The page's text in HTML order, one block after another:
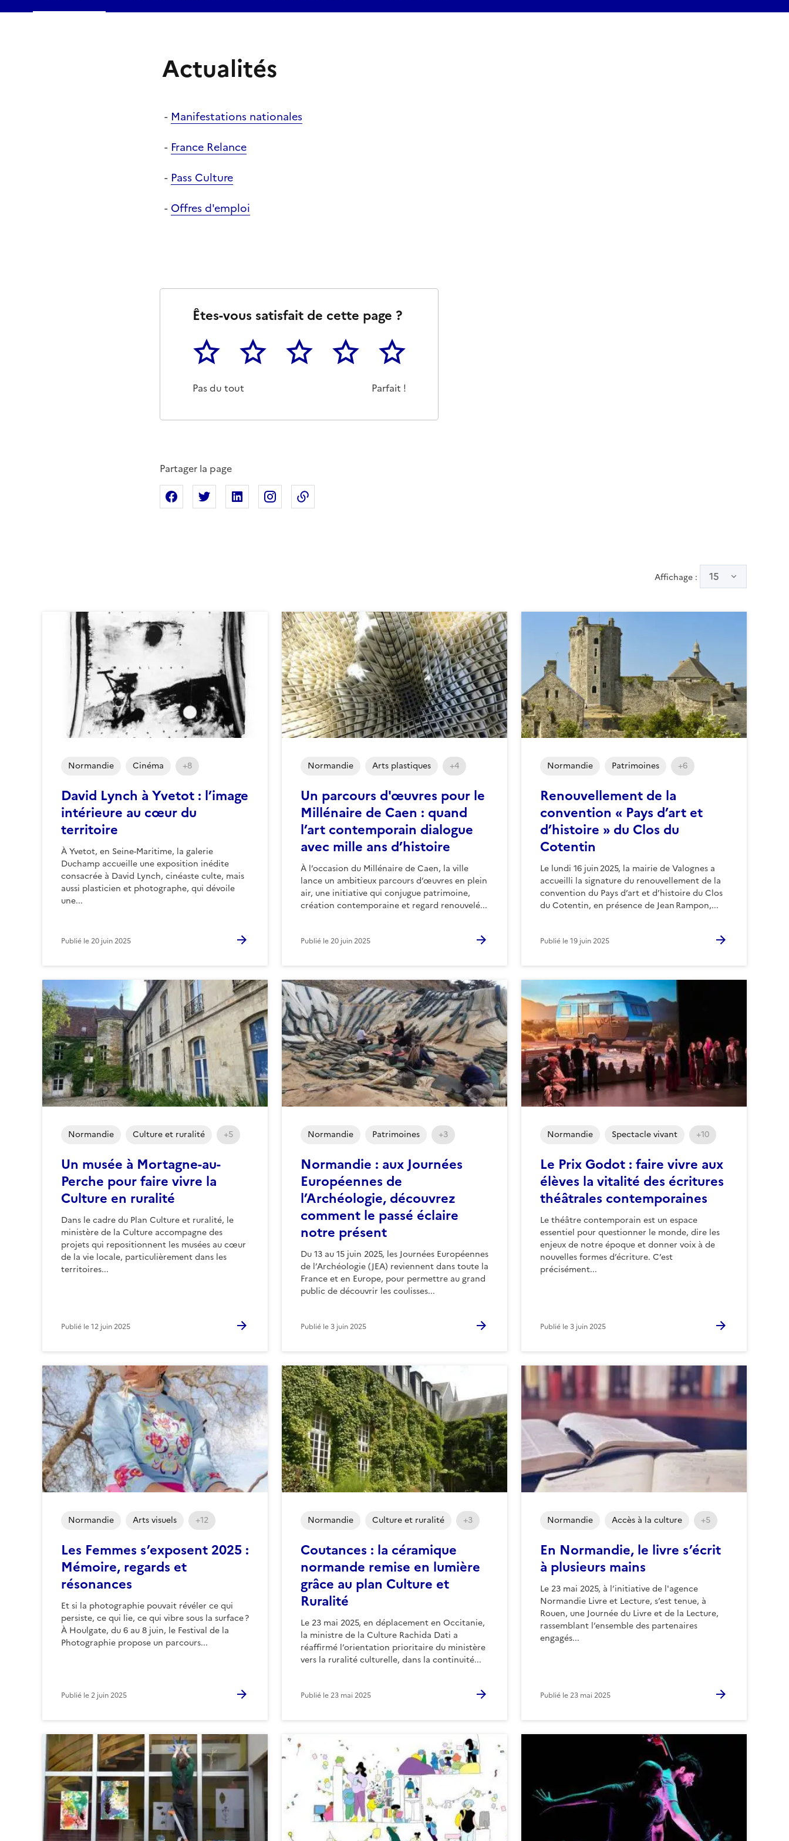
Actualités
- Manifestations nationales
- France Relance
- Pass Culture
- Offres d'emploi
Êtes-vous satisfait de cette page ?
1
Pas du tout
2 3 4 5
Parfait !
Partager la page
Partager sur Facebook
Partager sur XPartager sur Linkedin
Partager sur Instagram
Affichage : 15
David Lynch à Yvetot : l’image
intérieure au cœur du
territoire
À Yvetot, en Seine-Maritime, la galerie
Duchamp accueille une exposition inédite
consacrée à David Lynch, cinéaste culte, mais
aussi plasticien et photographe, qui dévoile
une...
Normandie Cinéma +8
Publié le20 juin 2025
Un parcours d'œuvres pour le
Millénaire de Caen : quand
l’art contemporain dialogue
avec mille ans d’histoire
À l’occasion du Millénaire de Caen, la ville
lance un ambitieux parcours d’œuvres en plein
air, une initiative qui conjugue patrimoine,
création contemporaine et regard renouvelé...
Normandie Arts plastiques +4
Publié le20 juin 2025
Renouvellement de la
convention « Pays d’art et
d’histoire » du Clos du
Cotentin
Le lundi 16 juin 2025, la mairie de Valognes a
accueilli la signature du renouvellement de la
convention du Pays d’art et d’histoire du Clos
du Cotentin, en présence de Jean Rampon,...
Normandie Patrimoines +6
Publié le19 juin 2025
Un musée à Mortagne-au-
Perche pour faire vivre la
Culture en ruralité
Dans le cadre du Plan Culture et ruralité, le
ministère de la Culture accompagne des
projets qui repositionnent les musées au cœur
de la vie locale, particulièrement dans les
territoires...
Normandie Culture et ruralité +5
Publié le12 juin 2025
Normandie : aux Journées
Européennes de
l’Archéologie, découvrez
comment le passé éclaire
notre présent
Du 13 au 15 juin 2025, les Journées Européennes
de l’Archéologie (JEA) reviennent dans toute la
France et en Europe, pour permettre au grand
public de découvrir les coulisses...
Normandie Patrimoines +3
Publié le3 juin 2025
Le Prix Godot : faire vivre aux
élèves la vitalité des écritures
théâtrales contemporaines
Le théâtre contemporain est un espace
essentiel pour questionner le monde, dire les
enjeux de notre époque et donner voix à de
nouvelles formes d’écriture. C’est
précisément...
Normandie Spectacle vivant +10
Publié le3 juin 2025
Les Femmes s’exposent 2025 :
Mémoire, regards et
résonances
Et si la photographie pouvait révéler ce qui
persiste, ce qui lie, ce qui vibre sous la surface ?
À Houlgate, du 6 au 8 juin, le Festival de la
Photographie propose un parcours...
Normandie Arts visuels +12
Publié le2 juin 2025
Coutances : la céramique
normande remise en lumière
grâce au plan Culture et
Ruralité
Le 23 mai 2025, en déplacement en Occitanie,
la ministre de la Culture Rachida Dati a
réaffirmé l’orientation prioritaire du ministère
vers la ruralité culturelle, dans la continuité...
Normandie Culture et ruralité +3
Publié le23 mai 2025
En Normandie, le livre s’écrit
à plusieurs mains
Le 23 mai 2025, à l’initiative de l'agence
Normandie Livre et Lecture, s’est tenue, à
Rouen, une Journée du Livre et de la Lecture,
rassemblant l’ensemble des partenaires
engagés...
Normandie Accès à la culture +5
Publié le23 mai 2025